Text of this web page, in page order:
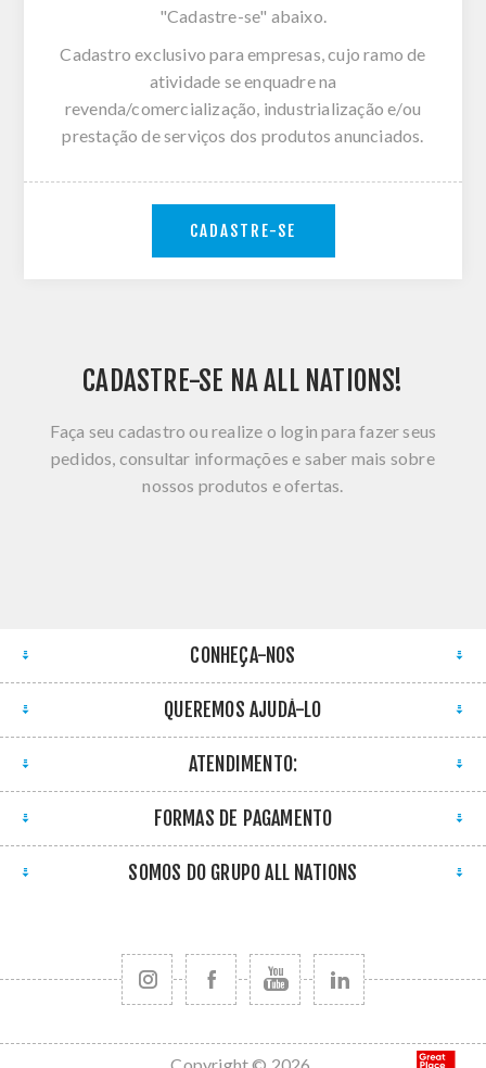
"Cadastre-se" abaixo.
Cadastro exclusivo para empresas, cujo ramo de
atividade se enquadre na
revenda/comercialização, industrialização e/ou
prestação de serviços dos produtos anunciados.
CADASTRE-SE
CADASTRE-SE NA ALL NATIONS!
Faça seu cadastro ou realize o login para fazer seus
pedidos, consultar informações e saber mais sobre
nossos produtos e ofertas.
CONHEÇA-NOS
QUEREMOS AJUDÁ-LO
ATENDIMENTO:
FORMAS DE PAGAMENTO
SOMOS DO GRUPO ALL NATIONS